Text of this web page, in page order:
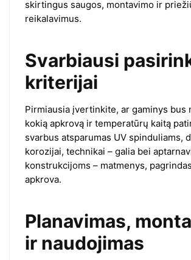
skirtingus saugos, montavimo ir
reikalavimus.
Svarbiausi
kriterijai
Pirmiausia įvertinkite, ar gaminys bus
kokią apkrovą ir temperatūrų kaitą
svarbus atsparumas UV spinduliams,
korozijai, technikai – galia bei
konstrukcijoms – matmenys,
apkrova.
Planavimas,
ir naudojimas